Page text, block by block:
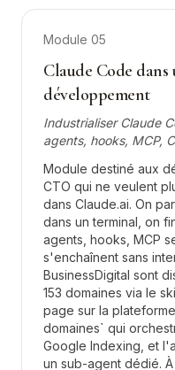
Module 05
Claude Code
développement
Industrialiser Claude
agents, hooks, MCP,
Module destiné aux
CTO qui ne veulent
dans Claude.ai. On
dans un terminal, on
agents, hooks, MCP
s'enchaînent sans
BusinessDigital sont
153 domaines via le
page sur la
domaines` qui
Google Indexing, et
un sub-agent dédié.